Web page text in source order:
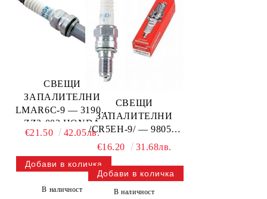
СВЕЩИ
ЗАПАЛИТЕЛНИ
LMAR6C-9 — 31908-
ZZ3-003 HONDA
€21.50
42.05лв.
В наличност
СВЕЩИ
ЗАПАЛИТЕЛНИ
/CR5EH-9/ — 98059-
55916 HONDA
€16.20 31.68лв.
В наличност